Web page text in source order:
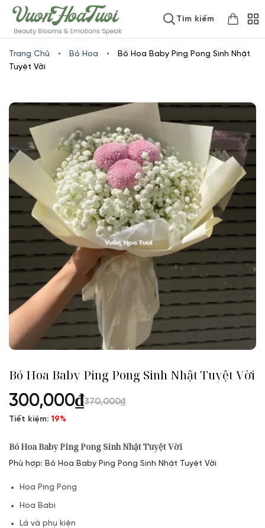
www.vuonhoatuoi.vnSkip
to
content
Tìm kiếm
Trang Chủ • Bó Hoa •
Bó Hoa Baby Ping Pong Sinh Nhật
Tuyệt Vời
Bó Hoa Baby Ping Pong Sinh Nhật Tuyệt Vời
300,000₫370,000₫
Tiết kiệm:19%
Bó Hoa Baby Ping Pong Sinh Nhật Tuyệt Vời
Phù hợp: Bó Hoa Baby Ping Pong Sinh Nhật Tuyệt Vời
Hoa Ping Pong
Hoa Babi
Lá và phụ kiện